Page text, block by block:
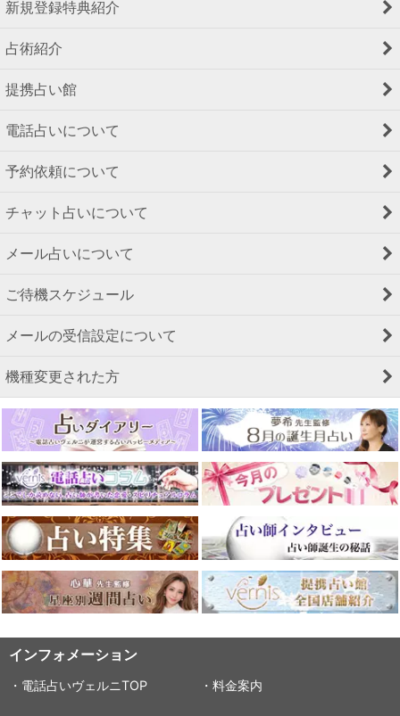
新規登録特典紹介
占術紹介
提携占い館
電話占いについて
予約依頼について
チャット占いについて
メール占いについて
ご待機スケジュール
メールの受信設定について
機種変更された方
インフォメーション
・電話占いヴェルニTOP ・料金案内